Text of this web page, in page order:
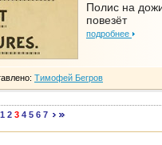
Полис на
повезёт
подробнее
Тимофей Бегров
1 2 3 4 5 6 7